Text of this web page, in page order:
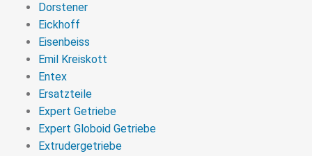
Dorstener
Eickhoff
Eisenbeiss
Emil Kreiskott
Entex
Ersatzteile
Expert Getriebe
Expert Globoid Getriebe
Extrudergetriebe